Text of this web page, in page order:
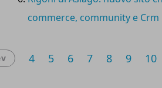
commerce, community e Crm
4 5 6 7 8 9 10